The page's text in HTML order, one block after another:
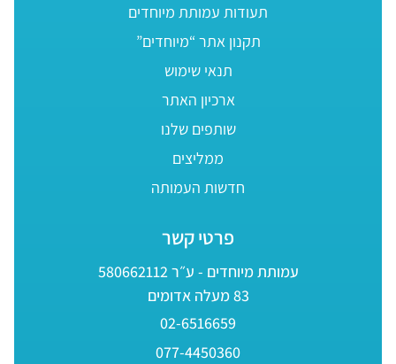
תעודות עמותת מיוחדים
תקנון אתר “מיוחדים”
תנאי שימוש
ארכיון האתר
שותפים שלנו
ממליצים
חדשות העמותה
פרטי קשר
עמותת מיוחדים - ע״ר 580662112
83 מעלה אדומים
02-6516659
077-4450360